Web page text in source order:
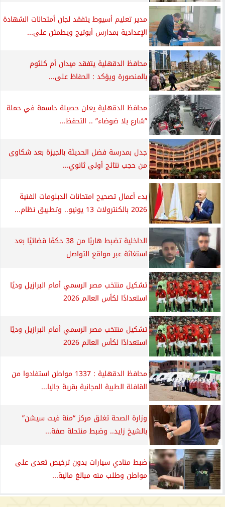
مدير تعليم أسيوط يتفقد لجان أمتحانات الشهادة
الإعدادية بمدارس أبوتيج ويطمئن على...
محافظ الدقهلية يتفقد ميدان أم كلثوم
بالمنصورة ويؤكد : الحفاظ على...
محافظ الدقهلية يعلن حصيلة حاسمة في حملة
”شارع بلا ضوضاء” .. التحفظ...
جدل بمدرسة فضل الحديثة بالجيزة بعد شكاوى
من حجب نتائج أولى ثانوي...
بدء أعمال تصحيح امتحانات الدبلومات الفنية
2026 بالكنترولات 13 يونيو.. وتطبيق نظام...
الداخلية تضبط هاربًا من 38 حكمًا قضائيًا بعد
استغاثة عبر مواقع التواصل
تشكيل منتخب مصر الرسمي أمام البرازيل وديًا
استعدادًا لكأس العالم 2026
تشكيل منتخب مصر الرسمي أمام البرازيل وديًا
استعدادًا لكأس العالم 2026
محافظ الدقهلية : 1337 مواطن استفادوا من
القافلة الطبية المجانية بقرية جاليا...
وزارة الصحة تغلق مركز “منة فيت سيشن”
بالشيخ زايد.. وضبط منتحلة صفة...
ضبط منادي سيارات بدون ترخيص تعدى على
مواطن وطلب منه مبالغ مالية...